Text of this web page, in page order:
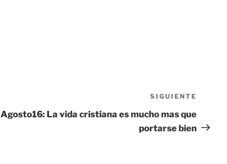
entrada
SIGUIENTE
Agosto16: La vida cristiana es mucho mas que
portarse bien